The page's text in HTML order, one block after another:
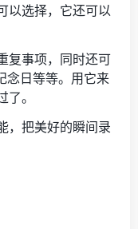
以选择，它还可以
复事项，同时还可
念日等等。用它来
。
，把美好的瞬间录